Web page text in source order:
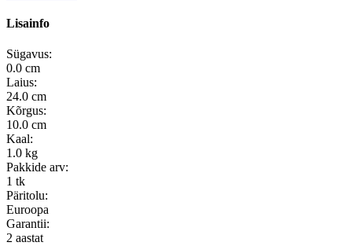
Lisainfo
Sügavus:
0.0 cm
Laius:
24.0 cm
Kõrgus:
10.0 cm
Kaal:
1.0 kg
Pakkide arv:
1 tk
Päritolu:
Euroopa
Garantii:
2 aastat